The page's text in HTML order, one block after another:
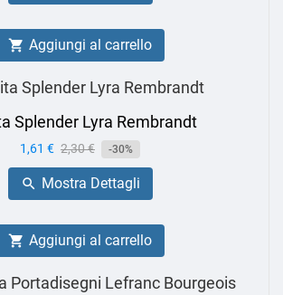
 Aggiungi al carrello
Splender Lyra Rembrandt
Prezzo
1,61 € Prezzo
base
2,30 € -30%
 Mostra Dettagli
 Aggiungi al carrello